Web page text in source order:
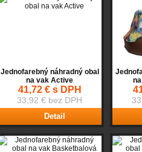
Jednofarebný náhradný obal
na vak Active
41,72 € s DPH
33,92 € bez DPH
Detail